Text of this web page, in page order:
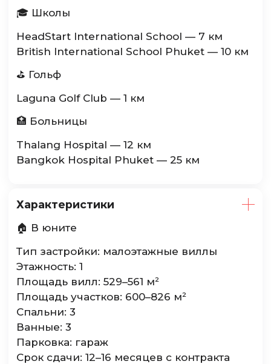
🎓 Школы
HeadStart International School — 7 км
British International School Phuket — 10 км
⛳ Гольф
Laguna Golf Club — 1 км
🏥 Больницы
Thalang Hospital — 12 км
Bangkok Hospital Phuket — 25 км
Характеристики
🏠 В юните
Тип застройки: малоэтажные виллы
Этажность: 1
Площадь вилл: 529–561 м²
Площадь участков: 600–826 м²
Спальни: 3
Ванные: 3
Парковка: гараж
Срок сдачи: 12–16 месяцев с контракта